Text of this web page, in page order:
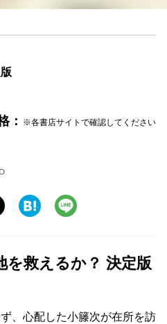
： ※各書店サイトで確認してください
を救えるか？ 決定版
、心配した小籐次が在所を訪